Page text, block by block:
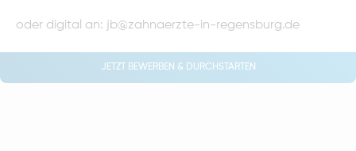
oder digital an: jb@zahnaerzte-in-regensburg.de
JETZT BEWERBEN & DURCHSTARTEN